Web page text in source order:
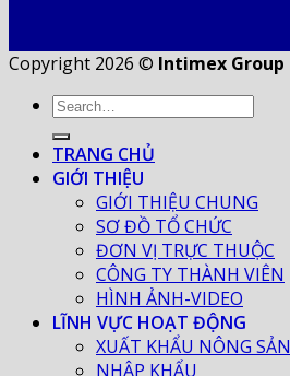
Copyright 2026 © Intimex Group
TRANG CHỦ
GIỚI THIỆU
GIỚI THIỆU CHUNG
SƠ ĐỒ TỔ CHỨC
ĐƠN VỊ TRỰC THUỘC
CÔNG TY THÀNH VIÊN
HÌNH ẢNH-VIDEO
LĨNH VỰC HOẠT ĐỘNG
XUẤT KHẨU NÔNG SẢN
NHẬP KHẨU